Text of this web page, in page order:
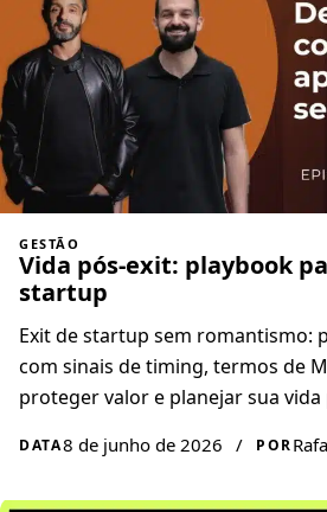
GESTÃO
Vida pós-exit: playbook
startup
Exit de startup sem romantismo:
com sinais de timing, termos de
proteger valor e planejar sua vida
DATA8 de junho de 2026 / POR